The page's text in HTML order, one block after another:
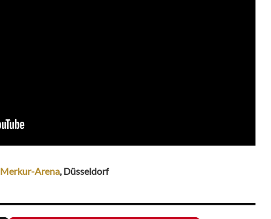
Merkur-Arena, Düsseldorf